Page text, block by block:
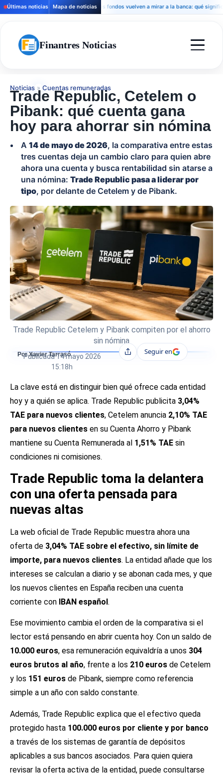
Últimas noticias Mapa de noticiasLos fondos vuelven a mirar a la banca: qué significa
Finantres Noticias
Noticias » Cuentas remuneradas
Trade Republic, Cetelem o
Pibank: qué cuenta gana
hoy para ahorrar sin nómina
A 14 de mayo de 2026, la comparativa entre estas
tres cuentas deja un cambio claro para quien abre
ahora una cuenta y busca rentabilidad sin atarse a
una nómina: Trade Republic pasa a liderar por
tipo, por delante de Cetelem y de Pibank.
Trade Republic Cetelem y Pibank compiten por el ahorro
sin nómina
Por Xavier Tarrasó
Publicada14 mayo 2026
15:18h
CompartirSeguir en
La clave está en distinguir bien qué ofrece cada entidad
hoy y a quién se aplica. Trade Republic publicita 3,04%
TAE para nuevos clientes, Cetelem anuncia 2,10% TAE
para nuevos clientes en su Cuenta Ahorro y Pibank
mantiene su Cuenta Remunerada al 1,51% TAE sin
condiciones ni comisiones.
Trade Republic toma la delantera
con una oferta pensada para
nuevas altas
La web oficial de Trade Republic muestra ahora una
oferta de 3,04% TAE sobre el efectivo, sin límite de
importe, para nuevos clientes. La entidad añade que los
intereses se calculan a diario y se abonan cada mes, y que
los nuevos clientes en España reciben una cuenta
corriente con IBAN español.
Ese movimiento cambia el orden de la comparativa si el
lector está pensando en abrir cuenta hoy. Con un saldo de
10.000 euros, esa remuneración equivaldría a unos 304
euros brutos al año, frente a los 210 euros de Cetelem
y los 151 euros de Pibank, siempre como referencia
simple a un año con saldo constante.
Además, Trade Republic explica que el efectivo queda
protegido hasta 100.000 euros por cliente y por banco
a través de los sistemas de garantía de depósitos
aplicables a sus bancos asociados. Para quien quiera
revisar la oferta activa de la entidad, puede consultarse